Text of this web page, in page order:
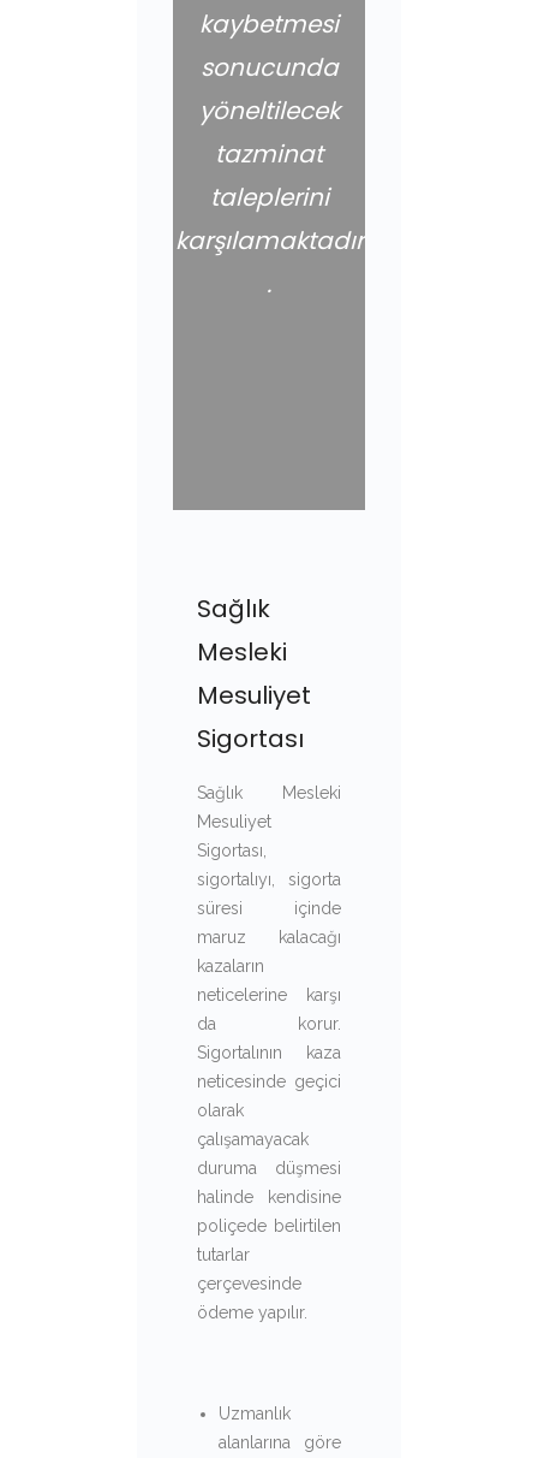
kaybetmesi
sonucunda
yöneltilecek
tazminat
taleplerini
karşılamaktadır
.
Sağlık
Mesleki
Mesuliyet
Sigortası
Sağlık Mesleki
Mesuliyet
Sigortası,
sigortalıyı, sigorta
süresi içinde
maruz kalacağı
kazaların
neticelerine karşı
da korur.
Sigortalının kaza
neticesinde geçici
olarak
çalışamayacak
duruma düşmesi
halinde kendisine
poliçede belirtilen
tutarlar
çerçevesinde
ödeme yapılır.
Uzmanlık
alanlarına göre